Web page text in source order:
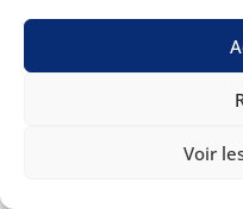
Voir
Bureautique,